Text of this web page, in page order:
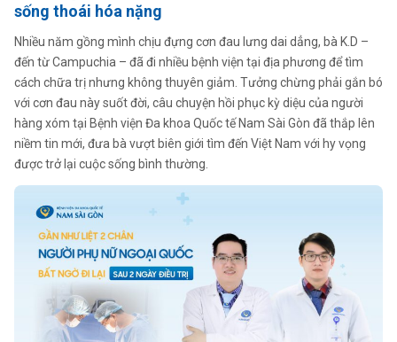
sống thoái hóa nặng
Nhiều năm gồng mình chịu đựng cơn đau lưng dai dẳng, bà K.D –
đến từ Campuchia – đã đi nhiều bệnh viện tại địa phương để tìm
cách chữa trị nhưng không thuyên giảm. Tưởng chừng phải gắn bó
với cơn đau này suốt đời, câu chuyện hồi phục kỳ diệu của người
hàng xóm tại Bệnh viện Đa khoa Quốc tế Nam Sài Gòn đã thắp lên
niềm tin mới, đưa bà vượt biên giới tìm đến Việt Nam với hy vọng
được trở lại cuộc sống bình thường.